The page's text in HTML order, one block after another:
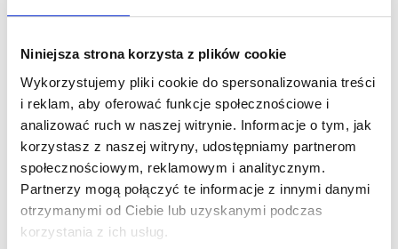
Niniejsza strona korzysta z plików cookie
Wykorzystujemy pliki cookie do spersonalizowania treści
i reklam, aby oferować funkcje społecznościowe i
analizować ruch w naszej witrynie. Informacje o tym, jak
korzystasz z naszej witryny, udostępniamy partnerom
społecznościowym, reklamowym i analitycznym.
Partnerzy mogą połączyć te informacje z innymi danymi
otrzymanymi od Ciebie lub uzyskanymi podczas
korzystania z ich usług.
6-panelowa czapka
Dostępne różne
kolory
18,29zł netto
5-panelowa
bawełniana czapka
LE LUZCAP
6-
260 g/m²